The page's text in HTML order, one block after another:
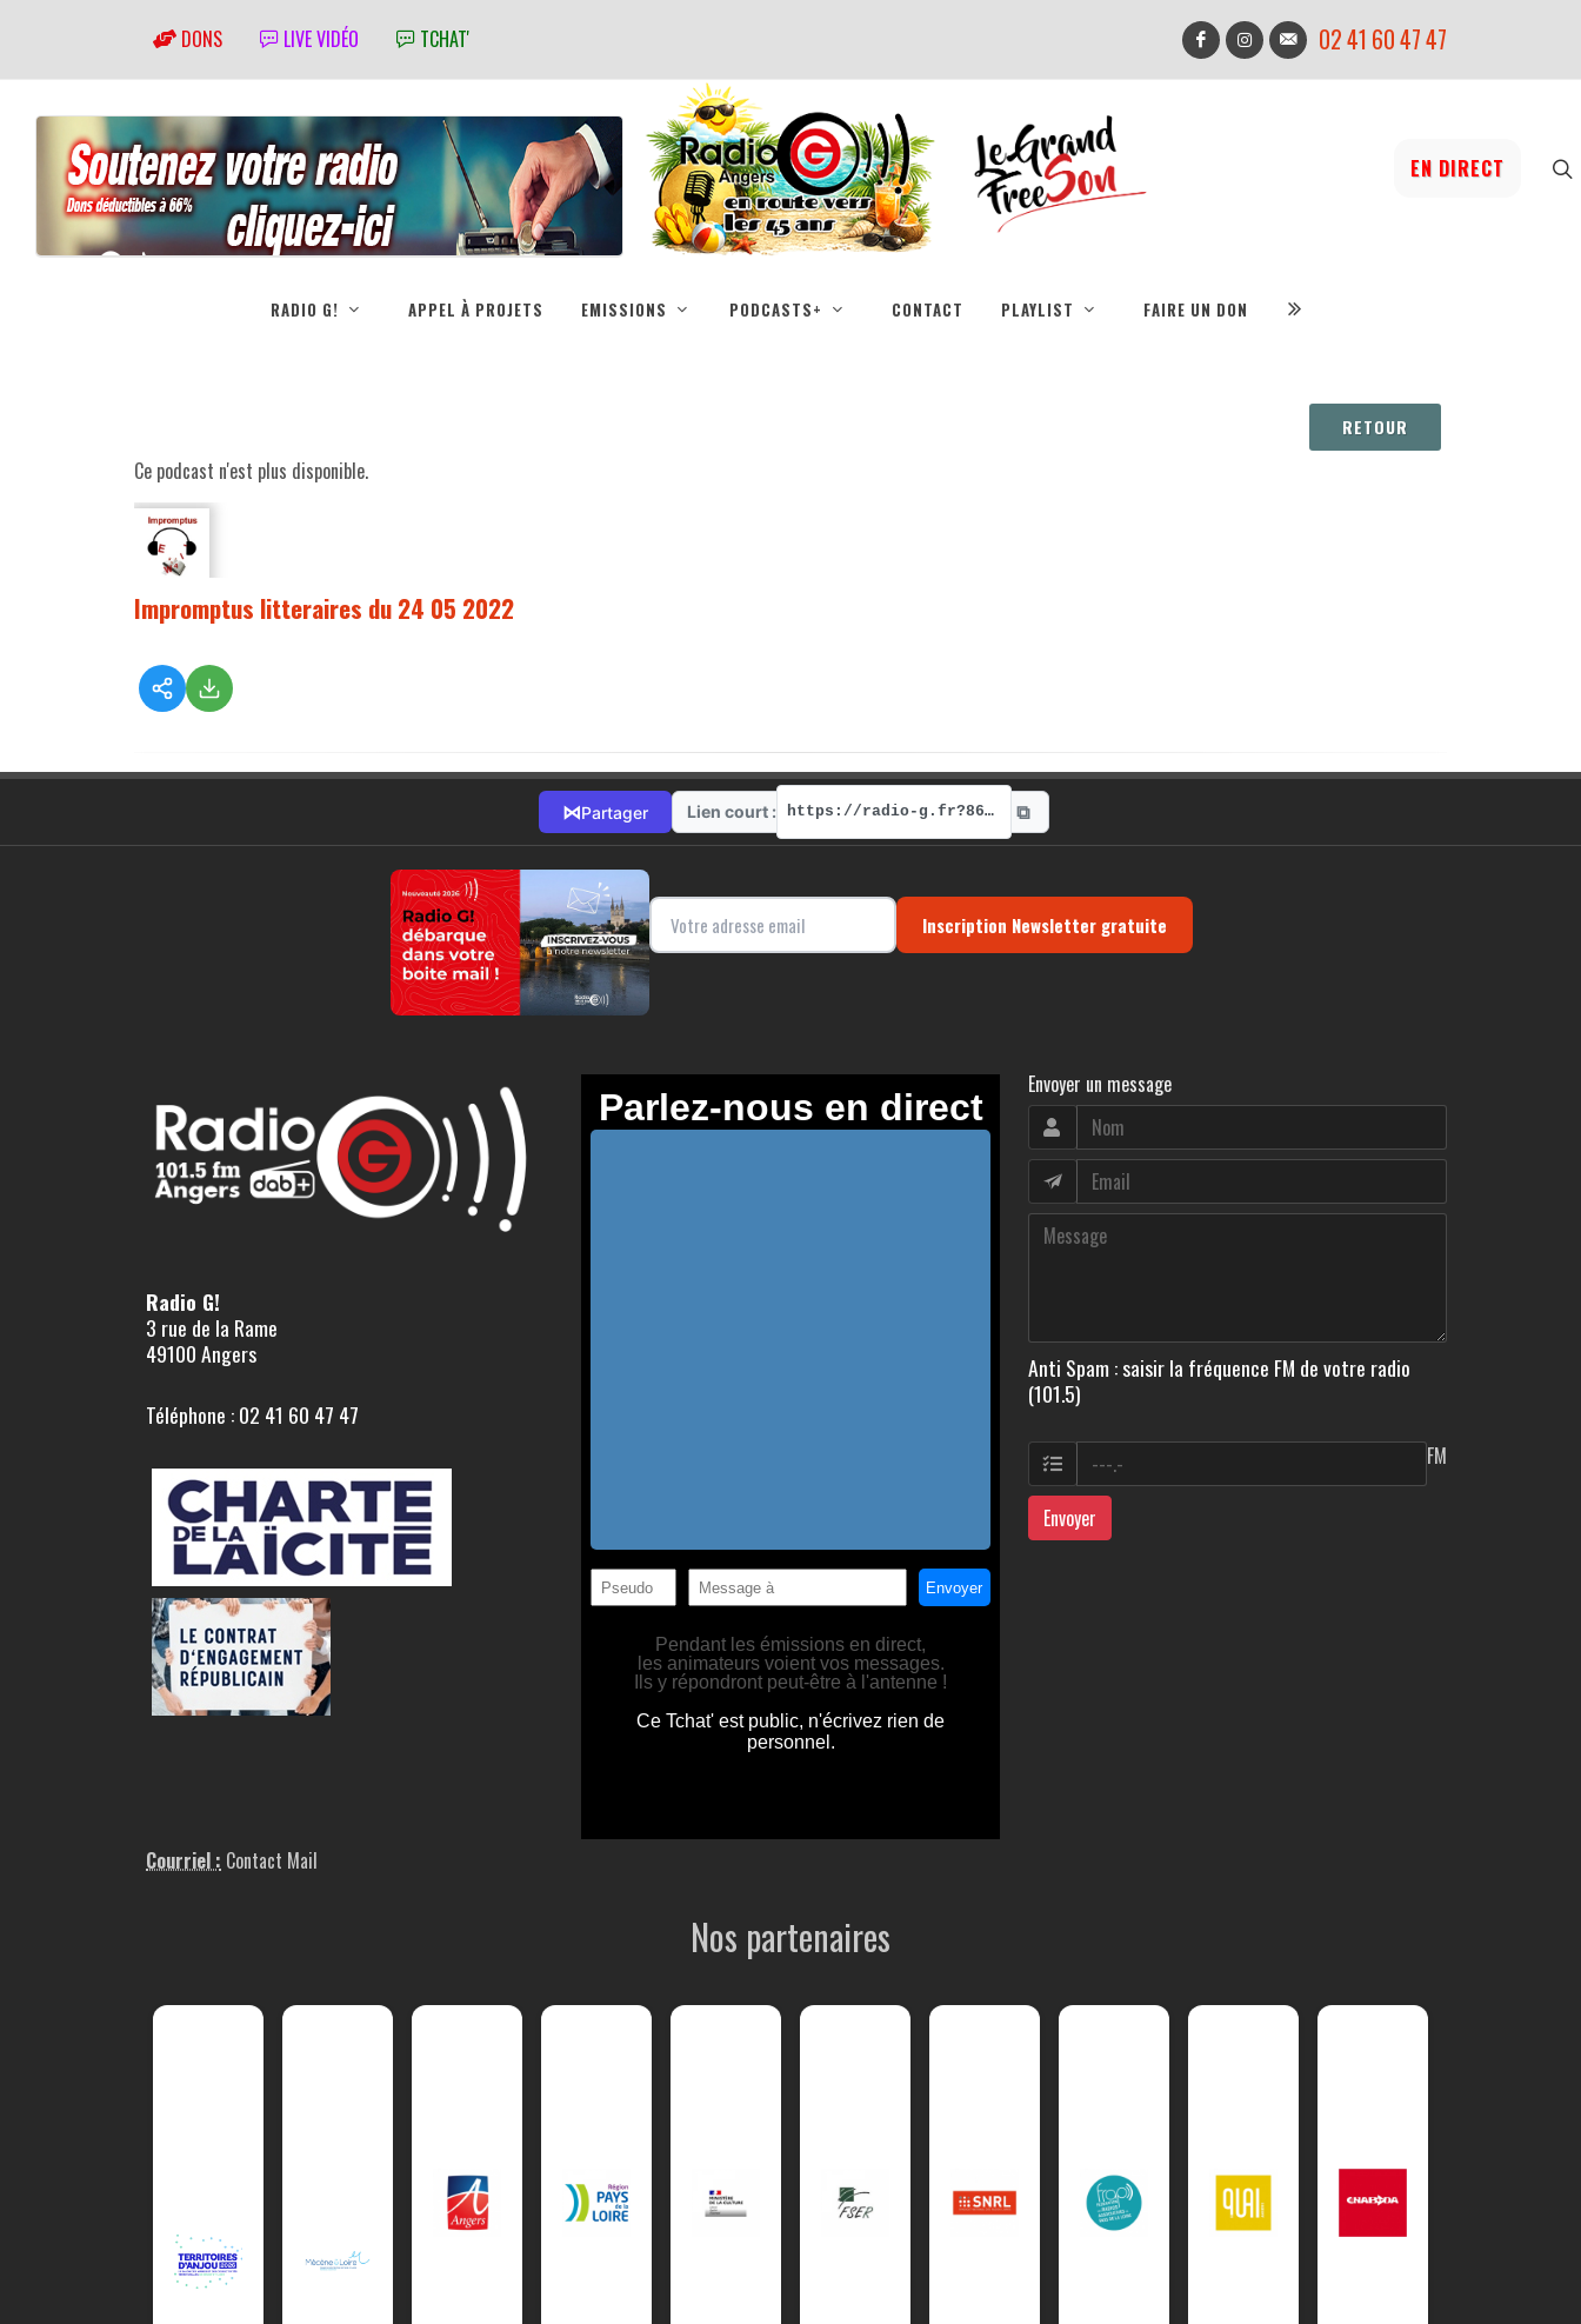
DONS LIVE VIDÉO TCHAT' 02 41 60 47 47
EN DIRECT
RADIO G! APPEL À PROJETS EMISSIONS PODCASTS+ CONTACT PLAYLIST FAIRE UN DON
RETOUR
Ce podcast n'est plus disponible.
Impromptus litteraires du 24 05 2022
⋈Partager Lien court : https://radio-g.fr?8647 ⧉
Inscription Newsletter gratuite
Radio G!
3 rue de la Rame
49100 Angers
Téléphone : 02 41 60 47 47
Courriel : Contact Mail
Envoyer un message
Anti Spam : saisir la fréquence FM de votre radio
(101.5)
FM
Envoyer
Nos partenaires